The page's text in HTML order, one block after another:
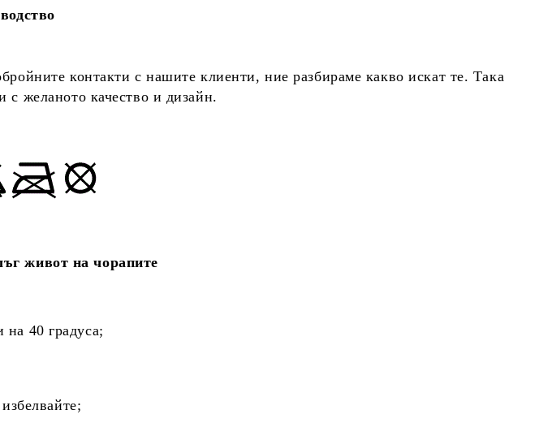
контакти с нашите клиенти, ние разбираме какво искат те. Така
с желаното качество и дизайн.
живот на чорапите
на 40 градуса;